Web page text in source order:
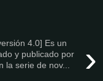
›
4.0] Es un
y publicado por
serie de nov...